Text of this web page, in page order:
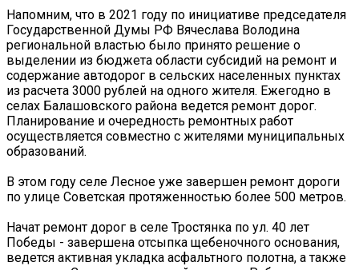
Напомним, что в 2021 году по инициативе председателя
Государственной Думы РФ Вячеслава Володина
региональной властью было принято решение о
выделении из бюджета области субсидий на ремонт и
содержание автодорог в сельских населенных пунктах
из расчета 3000 рублей на одного жителя. Ежегодно в
селах Балашовского района ведется ремонт дорог.
Планирование и очередность ремонтных работ
осуществляется совместно с жителями муниципальных
образований.
В этом году селе Лесное уже завершен ремонт дороги
по улице Советская протяженностью более 500 метров.
Начат ремонт дорог в селе Тростянка по ул. 40 лет
Победы - завершена отсыпка щебеночного основания,
ведется активная укладка асфальтного полотна, а также